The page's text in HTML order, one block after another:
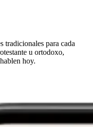
tradicionales para cada
u ortodoxo,
hoy.